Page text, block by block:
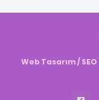
Web Tasarım / SEO